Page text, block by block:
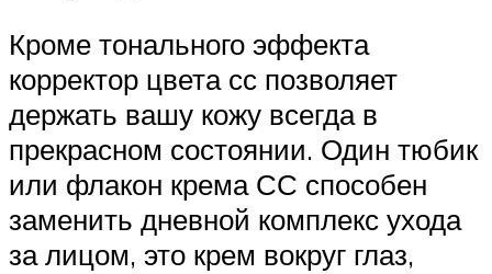
Кроме тонального эффекта
корректор цвета сс позволяет
держать вашу кожу всегда в
прекрасном состоянии. Один тюбик
или флакон крема СС способен
заменить дневной комплекс ухода
за лицом, это крем вокруг глаз,